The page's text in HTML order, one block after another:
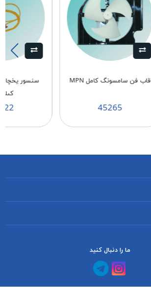
قاب فن سامسونگ کامل MPN
45265
ما را دنبال کنید
کانال آپارات
کانال تلگرام